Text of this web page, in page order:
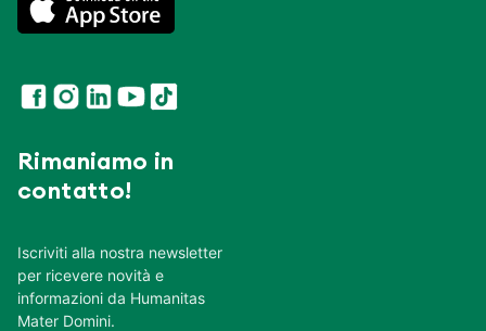
Rimaniamo in
contatto!
Iscriviti alla nostra newsletter
per ricevere novità e
informazioni da Humanitas
Mater Domini.